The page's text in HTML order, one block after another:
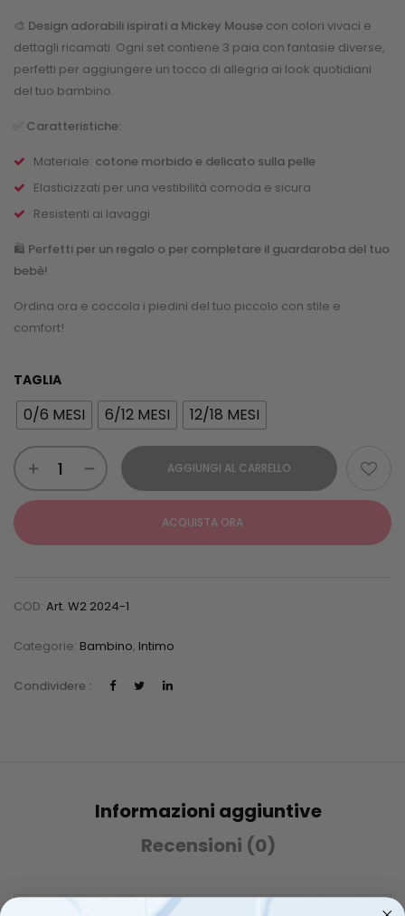
🎨 Design adorabili ispirati a Mickey Mouse con colori vivaci e
dettagli ricamati. Ogni set contiene 3 paia con fantasie diverse,
perfetti per aggiungere un tocco di allegria ai look quotidiani
del tuo bambino.
✅ Caratteristiche:
Materiale: cotone morbido e delicato sulla pelle
Elasticizzati per una vestibilità comoda e sicura
Resistenti ai lavaggi
🛍️ Perfetti per un regalo o per completare il guardaroba del tuo
bebè!
Ordina ora e coccola i piedini del tuo piccolo con stile e
comfort!
TAGLIA
0/6 MESI 6/12 MESI 12/18 MESI
AGGIUNGI AL CARRELLO
ACQUISTA ORA
COD: Art. W2 2024-1
Categorie: Bambino, Intimo
Condividere :
Informazioni aggiuntive
Recensioni (0)